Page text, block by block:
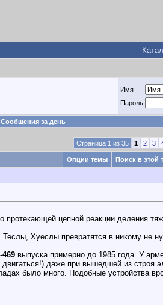
Имя
Пароль
Сообщения за день
Страница 1 из 35 1 2 3
Опции темы Поиск в этой
протекающей цепной реакции деления
Хуеслы превратятся в никому не
469 выпуска примерно до 1985 года. У
даже при вышедшей из строя
было много. Подобные устройства